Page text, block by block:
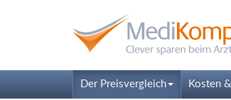
Der Preisvergleich Kosten